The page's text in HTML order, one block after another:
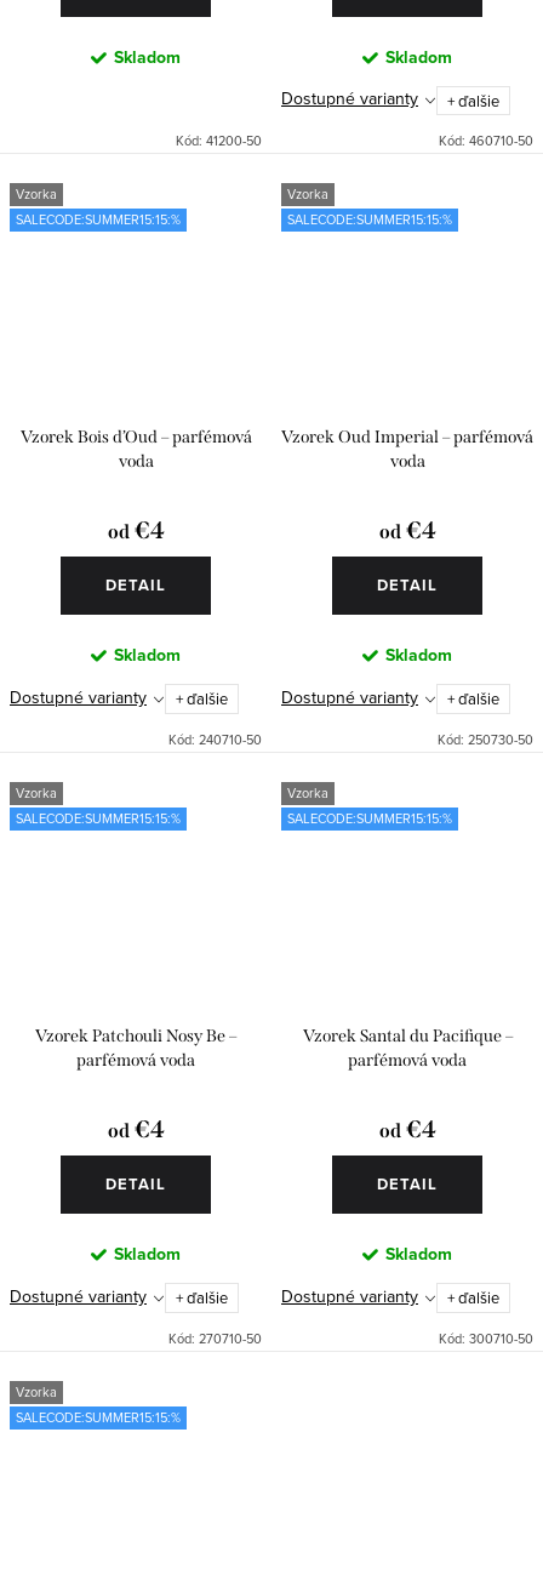
Skladom
Kód: 41200-50
Skladom
Dostupné varianty + ďalšie
Kód: 460710-50
Vzorka
SALECODE:SUMMER15:15:%
Vzorek Bois d’Oud – parfémová
voda
od€4
DETAIL
Skladom
Dostupné varianty + ďalšie
Kód: 240710-50
Vzorka
SALECODE:SUMMER15:15:%
Vzorek Oud Imperial – parfémová
voda
od€4
DETAIL
Skladom
Dostupné varianty + ďalšie
Kód: 250730-50
Vzorka
SALECODE:SUMMER15:15:%
Vzorek Patchouli Nosy Be –
parfémová voda
od€4
DETAIL
Skladom
Dostupné varianty + ďalšie
Kód: 270710-50
Vzorka
SALECODE:SUMMER15:15:%
Vzorek Santal du Pacifique –
parfémová voda
od€4
DETAIL
Skladom
Dostupné varianty + ďalšie
Kód: 300710-50
Vzorka
SALECODE:SUMMER15:15:%